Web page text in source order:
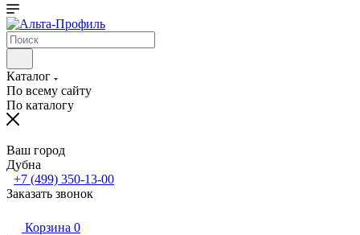
Каталог
По всему сайту
По каталогу
Ваш город
Дубна
+7 (499) 350-13-00
Заказать звонок
Корзина 0